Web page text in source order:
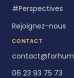
#Perspectives
Rejoignez-nous
CONTACT
06 23 93 75 73